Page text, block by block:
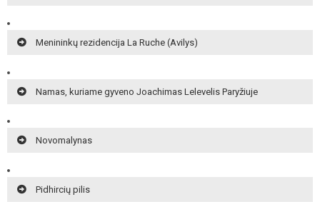
Menininkų rezidencija La Ruche (Avilys)
Namas, kuriame gyveno Joachimas Lelevelis Paryžiuje
Novomalynas
Pidhircių pilis